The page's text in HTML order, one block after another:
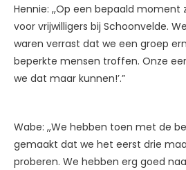
Hennie: ,,Op een bepaald moment
voor vrijwilligers bij Schoonvelde.
waren verrast dat we een groep
beperkte mensen troffen. Onze
we dat maar kunnen!’.”
Wabe: ,,We hebben toen met de
gemaakt dat we het eerst drie
proberen. We hebben erg goed